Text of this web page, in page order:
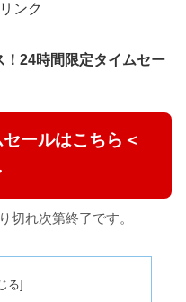
ンク
24時間限定タイムセー
ールはこちら＜
切れ次第終了です。